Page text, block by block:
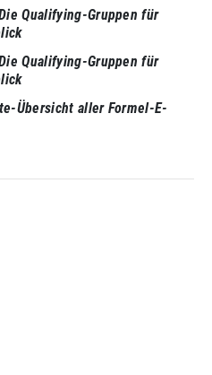
Qualifying-Gruppen für
Qualifying-Gruppen für
Übersicht aller Formel-E-